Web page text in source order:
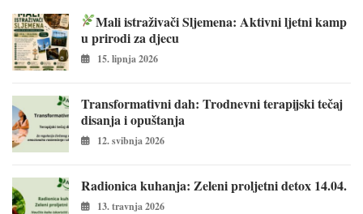
Mali istraživači Sljemena: Aktivni ljetni kamp
u prirodi za djecu
15. lipnja 2026
Transformativni dah: Trodnevni terapijski tečaj
disanja i opuštanja
12. svibnja 2026
Radionica kuhanja: Zeleni proljetni detox 14.04.
13. travnja 2026